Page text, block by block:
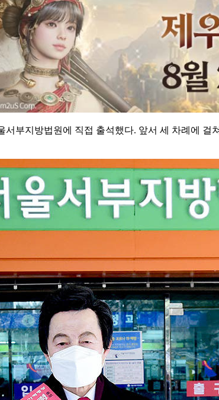
부지방법원에 직접 출석했다. 앞서 세 차례에